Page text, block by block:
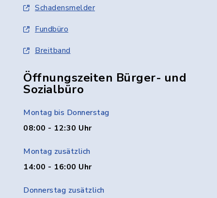
Schadensmelder
Fundbüro
Breitband
Öffnungszeiten Bürger- und
Sozialbüro
Montag bis Donnerstag
08:00 - 12:30 Uhr
Montag zusätzlich
14:00 - 16:00 Uhr
Donnerstag zusätzlich